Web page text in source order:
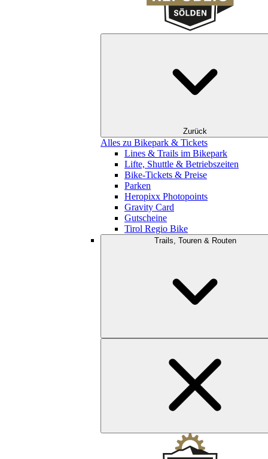
Zurück
Alles zu Bikepark & Tickets
Lines & Trails im Bikepark
Lifte, Shuttle & Betriebszeiten
Bike-Tickets & Preise
Parken
Heropixx Photopoints
Gravity Card
Gutscheine
Tirol Regio Bike
Trails, Touren & Routen